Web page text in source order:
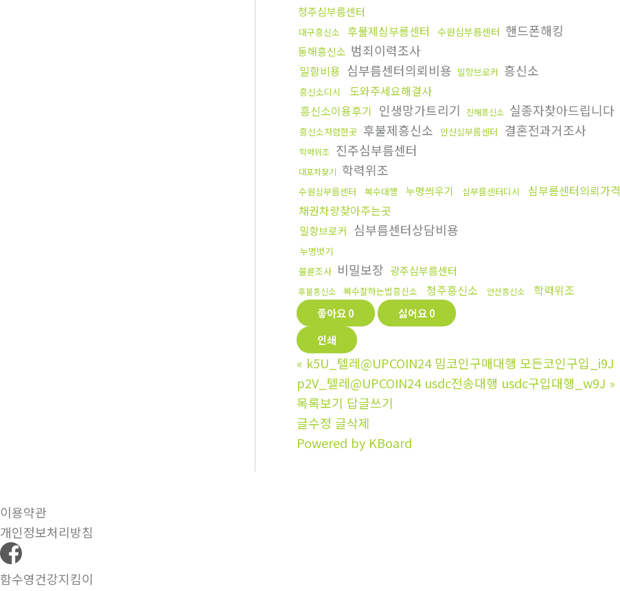
청주심부름센터
대구흥신소 후불제심부름센터 수원심부름센터 핸드폰해킹
동해흥신소 범죄이력조사
밀항비용 심부름센터의뢰비용 밀항브로커 흥신소
흥신소디시
도와주세요해결사
흥신소이용후기 인생망가트리기 진해흥신소 실종자찾아드립니다
흥신소저렴한곳 후불제흥신소 안산심부름센터 결혼전과거조사
학력위조 진주심부름센터
대포차찾기 학력위조
수원심부름센터 복수대행 누명씌우기 심부름센터디시
심부름센터의뢰가격
채권차량찾아주는곳
밀항브로커 심부름센터상담비용
누명벗기
불륜조사 비밀보장 광주심부름센터
후불흥신소 복수잘하는법흥신소 청주흥신소 안산흥신소 학력위조
좋아요0 싫어요0
인쇄
« k5U_텔레@UPCOIN24 밈코인구매대행 모든코인구입_i9J
p2V_텔레@UPCOIN24 usdc전송대행 usdc구입대행_w9J »
목록보기 답글쓰기
글수정 글삭제
Powered by KBoard
이용약관
개인정보처리방침
함수영건강지킴이